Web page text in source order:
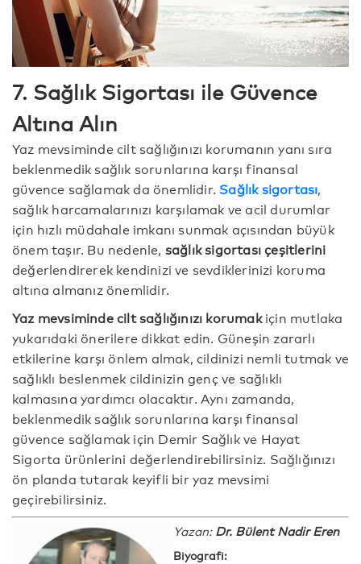
7. Sağlık Sigortası ile Güvence
Altına Alın
Yaz mevsiminde cilt sağlığınızı korumanın yanı sıra
beklenmedik sağlık sorunlarına karşı finansal
güvence sağlamak da önemlidir. Sağlık sigortası,
sağlık harcamalarınızı karşılamak ve acil durumlar
için hızlı müdahale imkanı sunmak açısından büyük
önem taşır. Bu nedenle, sağlık sigortası çeşitlerini
değerlendirerek kendinizi ve sevdiklerinizi koruma
altına almanız önemlidir.
Yaz mevsiminde cilt sağlığınızı korumakiçin mutlaka
yukarıdaki önerilere dikkat edin. Güneşin zararlı
etkilerine karşı önlem almak, cildinizi nemli tutmak ve
sağlıklı beslenmek cildinizin genç ve sağlıklı
kalmasına yardımcı olacaktır. Aynı zamanda,
beklenmedik sağlık sorunlarına karşı finansal
güvence sağlamak için Demir Sağlık ve Hayat
Sigorta ürünlerini değerlendirebilirsiniz. Sağlığınızı
ön planda tutarak keyifli bir yaz mevsimi
geçirebilirsiniz.
Yazan: Dr. Bülent Nadir Eren
Biyografi: